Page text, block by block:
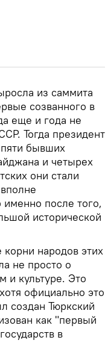
из саммита
созванного в
еще и года не
Тогда президент
бывших
и четырех
они стали
после того,
исторической
народов этих
не просто о
и культуре. Это
официально это
создан Тюркский
как "первый
в